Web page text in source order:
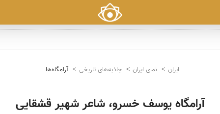
ایران نمای ایران جاذبه‌های تاریخی آرامگاه‌ها
آرامگاه یوسف خسرو، شاعر شهیر قشقایی